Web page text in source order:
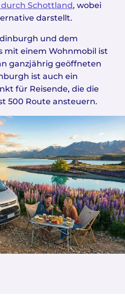
Schottland, wobei
darstellt.
und dem
mit einem Wohnmobil ist
ganzjährig geöffneten
ist auch ein
für Reisende, die die
500 Route ansteuern.